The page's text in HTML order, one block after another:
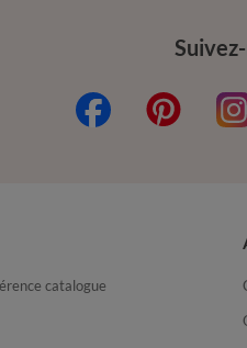
catalogue